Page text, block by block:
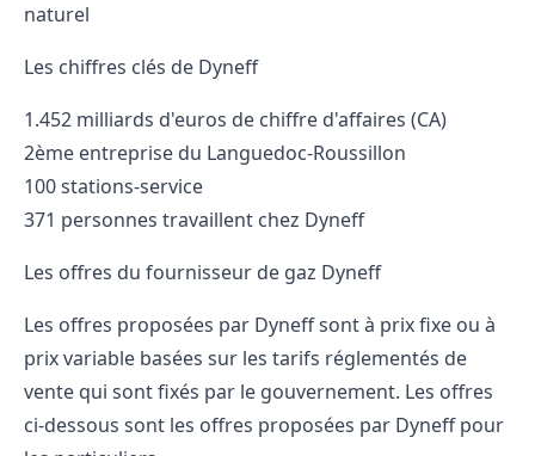
naturel
Les chiffres clés de Dyneff
1.452 milliards d'euros de chiffre d'affaires (CA)
2ème entreprise du Languedoc-Roussillon
100 stations-service
371 personnes travaillent chez Dyneff
Les offres du fournisseur de gaz Dyneff
Les offres proposées par Dyneff sont à prix fixe ou à
prix variable basées sur les tarifs réglementés de
vente qui sont fixés par le gouvernement. Les offres
ci-dessous sont les offres proposées par Dyneff pour